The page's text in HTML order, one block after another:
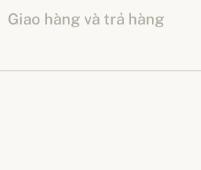
Giao hàng và trả hàng